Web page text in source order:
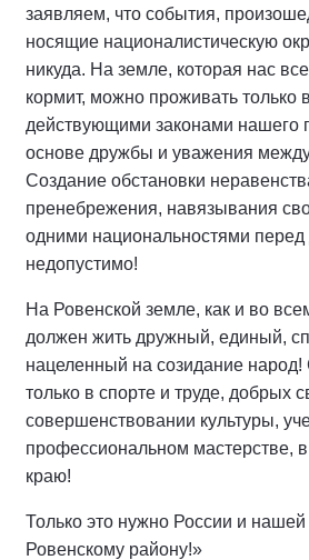
заявляем, что события,
носящие националистическую
никуда. На земле, которая нас
кормит, можно проживать только
действующими законами нашего
основе дружбы и уважения
Создание обстановки
пренебрежения, навязывания
одними национальностями перед
недопустимо!
На Ровенской земле, как и во
должен жить дружный, единый,
нацеленный на созидание народ!
только в спорте и труде, добрых
совершенствовании культуры,
профессиональном мастерстве,
краю!
Только это нужно России и
Ровенскому району!»